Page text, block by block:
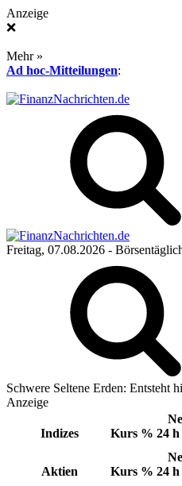
Anzeige
❌
Mehr »
Ad hoc-Mitteilungen:
Freitag, 07.08.2026 -
Schwere Seltene Erden: Entsteht
Anzeige
Indizes Kurs % 24
Aktien Kurs % 24